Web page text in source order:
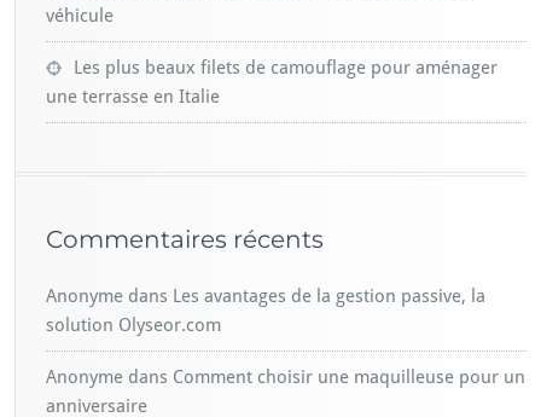
véhicule
Les plus beaux filets de camouflage pour aménager
une terrasse en Italie
Commentaires récents
Anonyme dans Les avantages de la gestion passive, la
solution Olyseor.com
Anonyme dans Comment choisir une maquilleuse pour un
anniversaire